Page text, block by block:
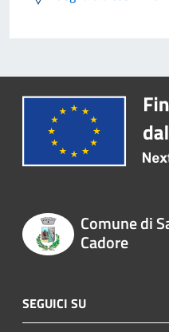
Comune di
Cadore
SEGUICI SU